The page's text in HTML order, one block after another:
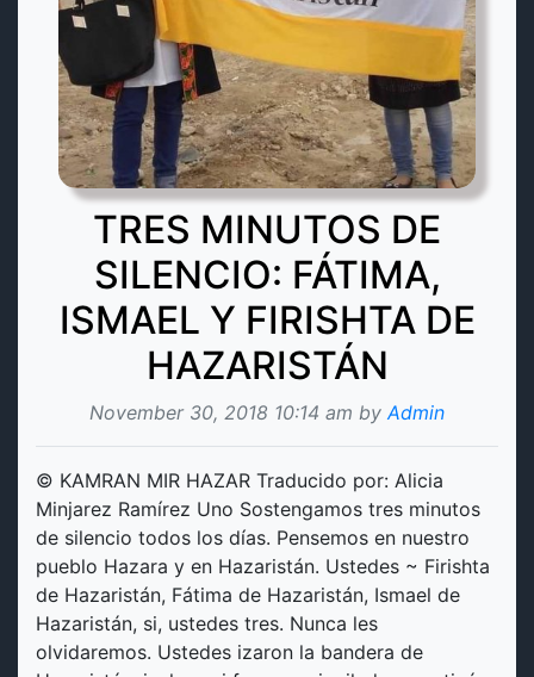
TRES MINUTOS DE
SILENCIO: FÁTIMA,
ISMAEL Y FIRISHTA DE
HAZARISTÁN
November 30, 2018 10:14 am by Admin
© KAMRAN MIR HAZAR Traducido por: Alicia
Minjarez Ramírez Uno Sostengamos tres minutos
de silencio todos los días. Pensemos en nuestro
pueblo Hazara y en Hazaristán. Ustedes ~ Firishta
de Hazaristán, Fátima de Hazaristán, Ismael de
Hazaristán, si, ustedes tres. Nunca les
olvidaremos. Ustedes izaron la bandera de